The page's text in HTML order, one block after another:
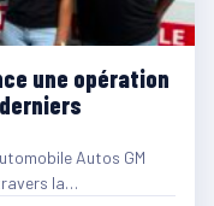
une opération
Autos GM
la…